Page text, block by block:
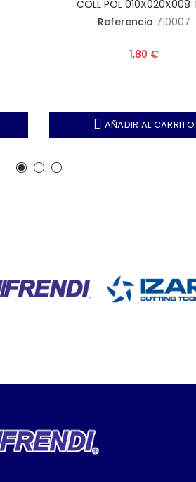
COLL POL 010X020X008
Referencia 710007
1,80 €
AÑADIR AL CARRITO